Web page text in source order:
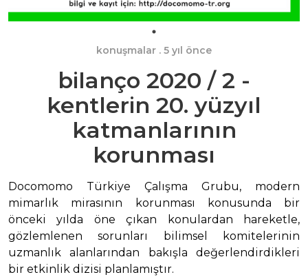
konuşmalar . 5 yıl önce
bilanço 2020 / 2 -
kentlerin 20. yüzyıl
katmanlarının
korunması
Docomomo Türkiye Çalışma Grubu, modern
mimarlık mirasının korunması konusunda bir
önceki yılda öne çıkan konulardan hareketle,
gözlemlenen sorunları bilimsel komitelerinin
uzmanlık alanlarından bakışla değerlendirdikleri
bir etkinlik dizisi planlamıştır.